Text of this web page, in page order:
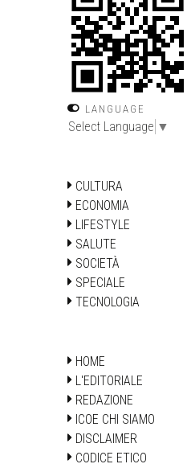
LANGUAGE
Select Language ▼
CULTURA
ECONOMIA
LIFESTYLE
SALUTE
SOCIETÀ
SPECIALE
TECNOLOGIA
HOME
L'EDITORIALE
REDAZIONE
ICOE CHI SIAMO
DISCLAIMER
CODICE ETICO